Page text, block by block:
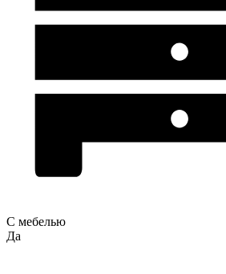
С мебелью
Да